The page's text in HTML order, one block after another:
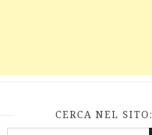
CERCA NEL SITO: